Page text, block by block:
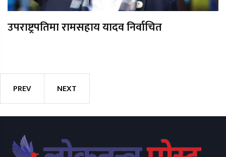
उपराष्ट्रपतिमा रामसहाय यादव निर्वाचित
PREV NEXT